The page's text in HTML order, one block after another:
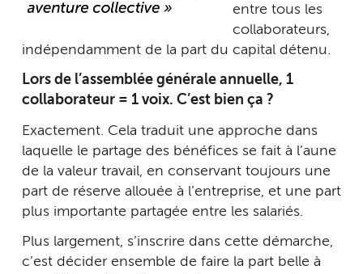
entre tous les
collaborateurs,
indépendamment de la part du capital détenu.
Lors de l’assemblée générale annuelle, 1
collaborateur = 1 voix. C’est bien ça ?
Exactement. Cela traduit une approche dans
laquelle le partage des bénéfices se fait à l’aune
de la valeur travail, en conservant toujours une
part de réserve allouée à l’entreprise, et une part
plus importante partagée entre les salariés.
Plus largement, s’inscrire dans cette démarche,
c’est décider ensemble de faire la part belle à